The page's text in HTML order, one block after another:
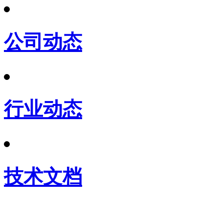
公司动态
行业动态
技术文档